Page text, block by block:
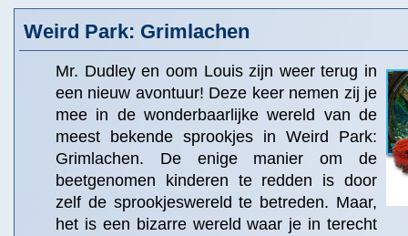
Weird Park: Grimlachen
Mr. Dudley en oom Louis zijn weer terug in
een nieuw avontuur! Deze keer nemen zij je
mee in de wonderbaarlijke wereld van de
meest bekende sprookjes in Weird Park:
Grimlachen. De enige manier om de
beetgenomen kinderen te redden is door
zelf de sprookjeswereld te betreden. Maar,
het is een bizarre wereld waar je in terecht